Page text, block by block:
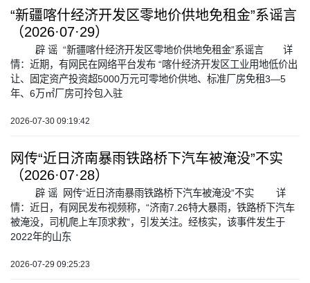
“新疆喀什经济开发区零地价供地免租金”系谣言
（2026·07·29）
辟 谣 “新疆喀什经济开发区零地价供地免租金”系谣言 详
情：近期，有网民在网络平台发布 “喀什经济开发区工业用地低价出
让、固定资产投资超5000万元可零地价供地、标准厂房免租3—5
年、6万㎡厂房可拎包入驻
2026-07-30 09:19:42
网传“近日济南暴雨铁路桥下汽车被淹没”不实
（2026·07·28）
辟 谣 网传“近日济南暴雨铁路桥下汽车被淹没”不实 详
情：近日，有网民发布视频称，“济南7.26特大暴雨，铁路桥下汽车
被淹没，司机爬上车顶求救”，引发关注。经核实，该事件发生于
2022年的山东
2026-07-29 09:25:23